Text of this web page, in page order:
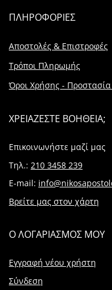
ΠΛΗΡΟΦΟΡΙΕΣ
Αποστολές & Επιστροφές
Τρόποι Πληρωμής
Όροι Χρήσης -
ΧΡΕΙΑΖΕΣΤΕ ΒΟΗΘΕΙΑ;
Επικοινωνήστε μαζί μας
Τηλ.: 210 3458 239
E-mail:
Βρείτε μας στον χάρτη
Ο ΛΟΓΑΡΙΑΣΜΟΣ ΜΟΥ
Εγγραφή νέου χρήστη
Σύνδεση